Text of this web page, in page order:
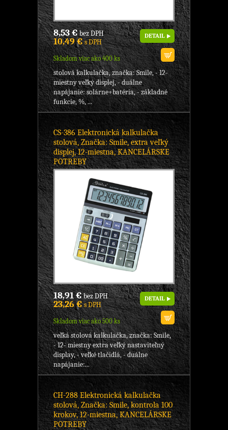
8,53 €bez DPH
10,49 €s DPH
Skladom viac ako 400 ks
DETAIL
stolová kalkulačka, značka: Smile, - 12-
miestny veľký displej, - duálne
napájanie: solárne+batéria, - základné
funkcie, %, ...
CS-386 Elektronická kalkulačka
stolová, Značka: Smile, extra veľký
displej, 12-miestna, KANCELÁRSKE
POTREBY
18,91 €bez DPH
23,26 €s DPH
Skladom viac ako 500 ks
DETAIL
veľká stolová kalkulačka, značka: Smile,
- 12- miestny extra veľký nastaviteľný
display, - veľké tlačidlá, - duálne
napájanie:...
CH-288 Elektronická kalkulačka
stolová, Značka: Smile, kontrola 100
krokov, 12-miestna, KANCELÁRSKE
POTREBY